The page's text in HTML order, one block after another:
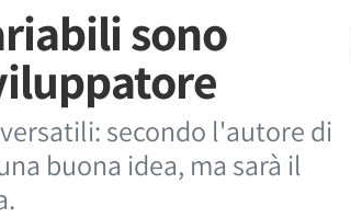
sono
secondo l'autore di
buona idea, ma sarà il